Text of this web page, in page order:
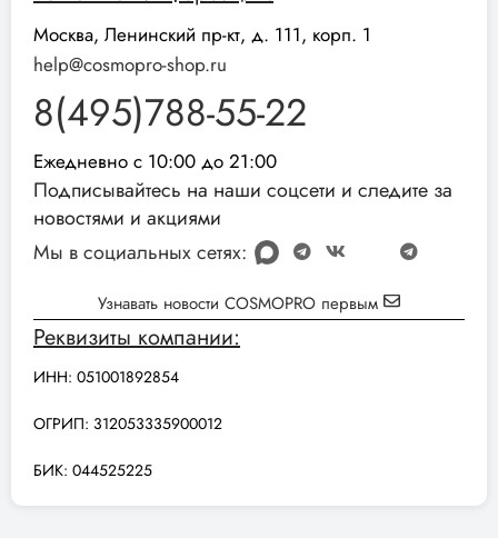
Москва, Ленинский пр-кт, д. 111, корп. 1
help@cosmopro-shop.ru
8(495)788-55-22
Ежедневно с 10:00 до 21:00
Подписывайтесь на наши соцсети и следите за
новостями и акциями
Мы в социальных сетях:
Узнавать новости COSMOPRO первым
Реквизиты компании:
ИНН: 051001892854
ОГРИП: 312053335900012
БИК: 044525225